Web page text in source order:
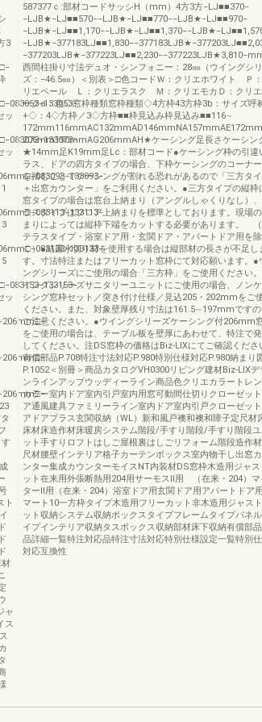
3
ッ
ッ
ッ
ト
材
ャ
ス
587377ｃ:部材コードサッシH（mm）4方3方−LJ■■370−
−LJB★−LJ■■570−−LJB★−LJ■■770−−LJB★−LJ■■970−
西間柱掛り寸法デュオ・シンフォニー：28㎜（ウイングシ
ズ：−46.5㎜）＜別表＞□色コードＷ：クリエホワイト Ｐ
リエペール Ｌ：クリエラスク Ｍ：クリエモカＤ：クリ
ークa：色◇窓枠種類窓枠種類◇4方枠43方枠3b：サイズ呼
+◇：4◇方枠／3◇方枠■■枠見込み枠見込み■■116∼
206mm190mmAG206mmAH★ケーシング足長さケーシン
★14mm足K19mm足Lc：部材コード●ケーシング枠の引違
ラス、ドアの四方タイプの場合、下枠ケーシングのコーナ
を踏むことでケーシングが割れる恐れがあるので「三方タ
＋出窓カウンター」をご利用ください。●三方タイプの縦枠
窓タイプの場合は窓台上納まり（アングルしゃくりなし）
ラスタイプはフロア上納まりを標準としております。現場
まりによっては縦枠下端をカットする必要があります。
テラスタイプ・浴室ドア用・玄関ドア・アパートドア用を除
く）●結露水切り材を使用する場合は縦部材の長さが不足し
す。寸法特注またはフリーカット窓枠にて対応願います。●
ングシリーズにご使用の場合「三方枠」をご使用ください
イングシリーズサニタリーユニットにご使用の場合、ノン
シング窓枠セット／突き付け仕様／見込205・202mmをご
ください。また、対象壁厚残り寸法は161.5∼197mmです
ご注意ください。●ウイングシリーズケーシング付206mm
をご使用の場合は、テーブル板を壁厚にあわせて、特注で
してください。注DS窓枠の価格はBiz-LIXにてご確認くださ
有償部品P.708特注寸法対応P.980特別仕様対応P.980納まり
P.1052＜別冊＞商品カタログVH0300リビング建材Biz-LIXデ
ンラインアップウッディーライン商品色クリエカラートレ
カラー室内ドア室内引戸室内用窓可動間仕切りクローゼッ
ア通風建具ファミリーライン室内ドア室内引戸クローゼッ
アドアプラス玄関収納（WL）新和風戸襖和襖和障子定尺材
床材床造作材床暖房システム階段/手すり階段/手すり階段ユ
ット手すりロフトはしご屋根裏はしごリフォーム階段造作
尺材腰壁インテリア格子カーテンボックス室内物干し出窓
ンター集成カウンターモイスNT内装材DS窓枠木造用ジャス
ット在来用外張断熱用204用サーモスⅡ用 （在来・204）マ
ターⅡ用（在来・204）浴室ドア用玄関ドア用アパートドア
マート10一方枠タイプ木造用フリーカット非木造用ジャス
ット収納システム収納ボックスタイプフレームタイプパネ
イプインテリア収納タスボックス収納部材床下収納有償部
品詳細一覧特注対応品特注寸法対応特別仕様設定一覧特別
対応互換性